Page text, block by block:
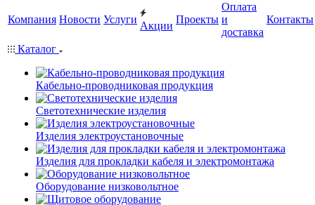
Компания Новости Услуги
Акции
Проекты
Оплата
и
доставка
Контакты
Каталог
Кабельно-проводниковая продукция
Светотехнические изделия
Изделия электроустановочные
Изделия для прокладки кабеля и электромонтажа
Оборудование низковольтное